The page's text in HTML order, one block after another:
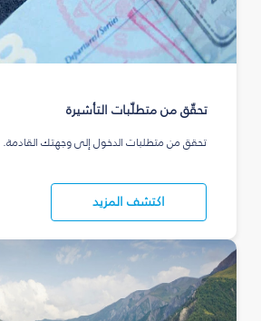
تحقّق من متطلّبات التأشيرة
تحقق من متطلبات الدخول إلى وجهتك القادمة.
اكتشف المزيد